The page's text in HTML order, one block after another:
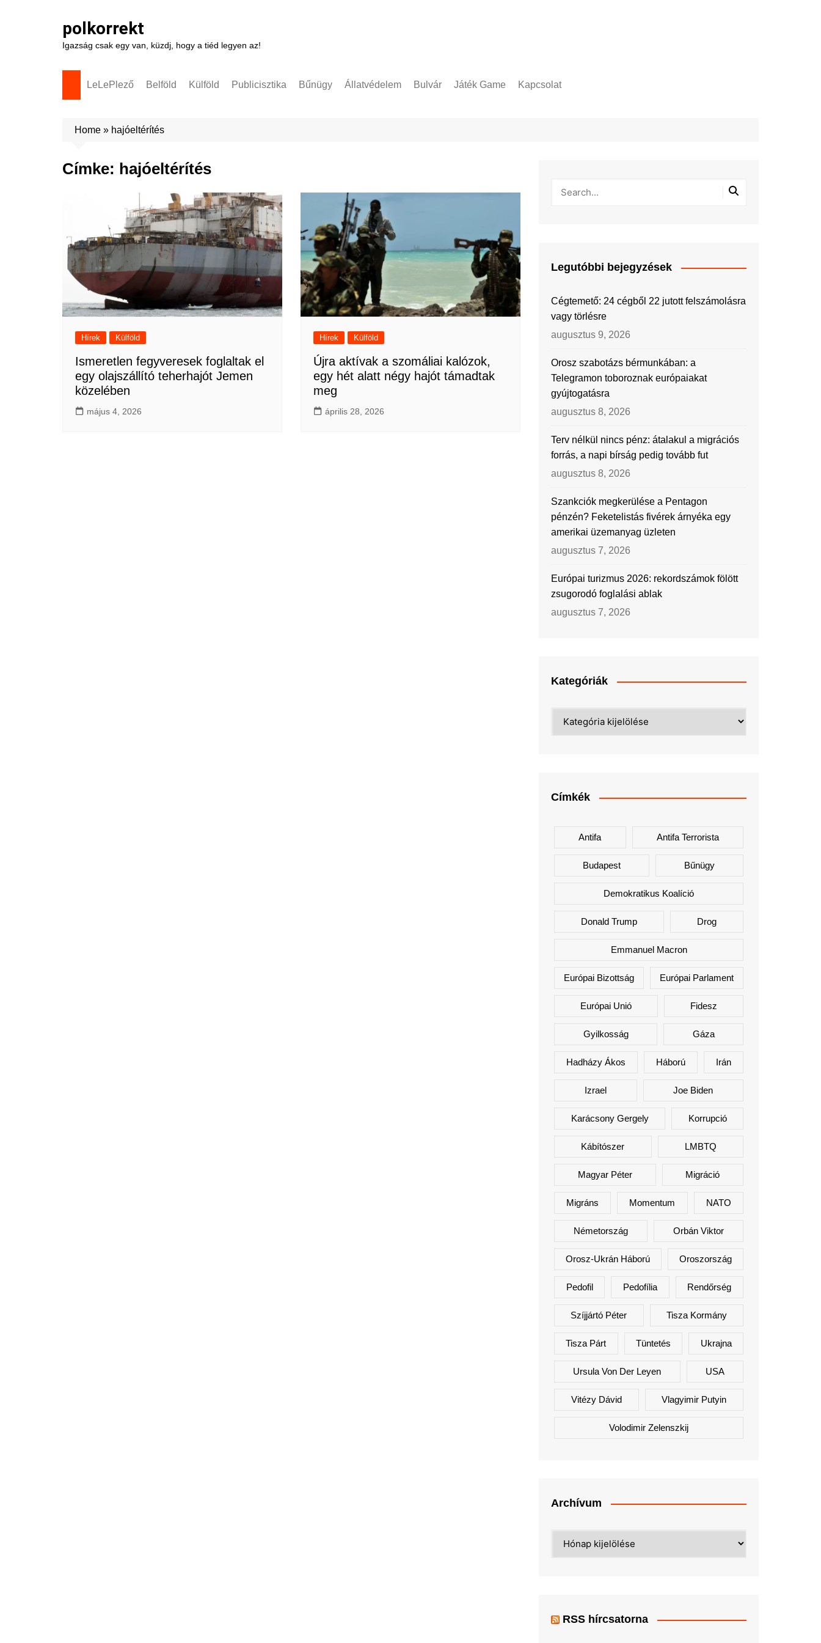
polkorrekt
Igazság csak egy van, küzdj, hogy a tiéd legyen az!
LeLePlező Belföld Külföld Publicisztika Bűnügy Állatvédelem Bulvár Játék Game Kapcsolat
Home » hajóeltérítés
Címke: hajóeltérítés
Hírek Külföld
Ismeretlen fegyveresek foglaltak el
egy olajszállító teherhajót Jemen
közelében
május 4, 2026
Hírek Külföld
Újra aktívak a szomáliai kalózok,
egy hét alatt négy hajót támadtak
meg
április 28, 2026
Legutóbbi bejegyzések
Cégtemető: 24 cégből 22 jutott felszámolásra
vagy törlésre
augusztus 9, 2026
Orosz szabotázs bérmunkában: a
Telegramon toboroznak európaiakat
gyújtogatásra
augusztus 8, 2026
Terv nélkül nincs pénz: átalakul a migrációs
forrás, a napi bírság pedig tovább fut
augusztus 8, 2026
Szankciók megkerülése a Pentagon
pénzén? Feketelistás fivérek árnyéka egy
amerikai üzemanyag üzleten
augusztus 7, 2026
Európai turizmus 2026: rekordszámok fölött
zsugorodó foglalási ablak
augusztus 7, 2026
Kategóriák
Címkék
Antifa Antifa Terrorista
Budapest Bűnügy
Demokratikus Koalíció
Donald Trump Drog
Emmanuel Macron
Európai Bizottság Európai Parlament
Európai Unió Fidesz
Gyilkosság Gáza
Hadházy Ákos Háború Irán
Izrael Joe Biden
Karácsony Gergely Korrupció
Kábítószer LMBTQ
Magyar Péter Migráció
Migráns Momentum NATO
Németország Orbán Viktor
Orosz-Ukrán Háború Oroszország
Pedofil Pedofília Rendőrség
Szíjjártó Péter Tisza Kormány
Tisza Párt Tüntetés Ukrajna
Ursula Von Der Leyen USA
Vitézy Dávid Vlagyimir Putyin
Volodimir Zelenszkij
Archívum
RSS hírcsatorna